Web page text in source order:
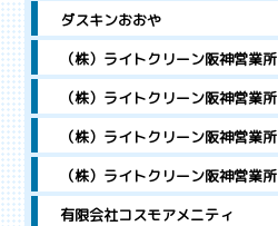
ダスキンおおや
（株）ライトクリーン阪神営業所
（株）ライトクリーン阪神営業所
（株）ライトクリーン阪神営業所
（株）ライトクリーン阪神営業所
有限会社コスモアメニティ